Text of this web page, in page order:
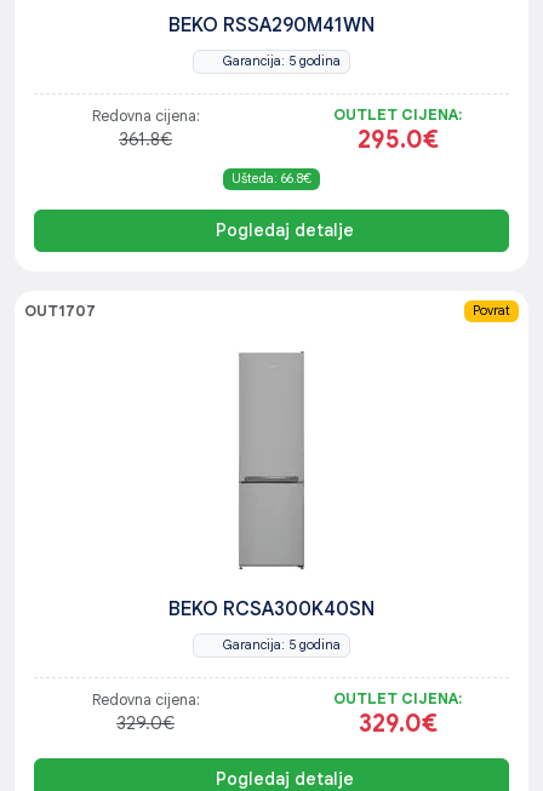
BEKO RSSA290M41WN
Garancija: 5 godina
Redovna cijena:
361.8€
OUTLET CIJENA:
295.0€
Ušteda: 66.8€
Pogledaj detalje
OUT1707 Povrat
BEKO RCSA300K40SN
Garancija: 5 godina
Redovna cijena:
329.0€
OUTLET CIJENA:
329.0€
Pogledaj detalje